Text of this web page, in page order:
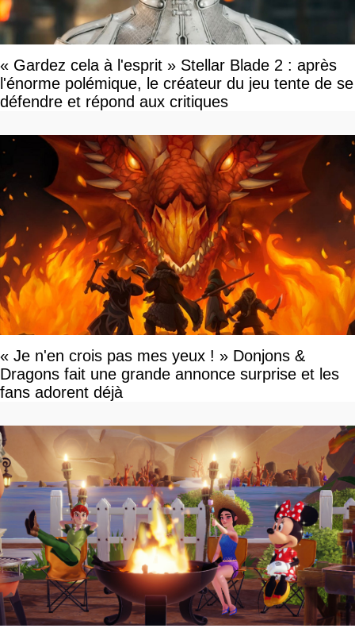
« Gardez cela à l'esprit » Stellar Blade 2 : après
l'énorme polémique, le créateur du jeu tente de se
défendre et répond aux critiques
« Je n'en crois pas mes yeux ! » Donjons &
Dragons fait une grande annonce surprise et les
fans adorent déjà